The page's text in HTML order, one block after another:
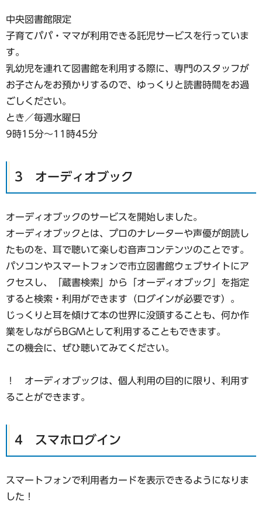
中央図書館限定
子育てパパ・ママが利用できる託児サービスを行っていま
す。
乳幼児を連れて図書館を利用する際に、専門のスタッフが
お子さんをお預かりするので、ゆっくりと読書時間をお過
ごしください。
とき／毎週水曜日
9時15分〜11時45分
3 オーディオブック
オーディオブックのサービスを開始しました。
オーディオブックとは、プロのナレーターや声優が朗読し
たものを、耳で聴いて楽しむ音声コンテンツのことです。
パソコンやスマートフォンで市立図書館ウェブサイトにア
クセスし、「蔵書検索」から「オーディオブック」を指定
すると検索・利用ができます（ログインが必要です）。
じっくりと耳を傾けて本の世界に没頭することも、何か作
業をしながらBGMとして利用することもできます。
この機会に、ぜひ聴いてみてください。
！ オーディオブックは、個人利用の目的に限り、利用す
ることができます。
4 スマホログイン
スマートフォンで利用者カードを表示できるようになりま
した！